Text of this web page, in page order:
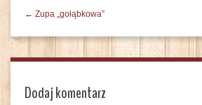
← Zupa „gołąbkowa”
Dodaj komentarz